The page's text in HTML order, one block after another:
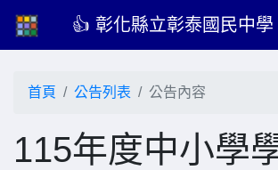
👍 彰化縣立彰泰國民中
首頁 公告列表 公告內容
115年度中小學